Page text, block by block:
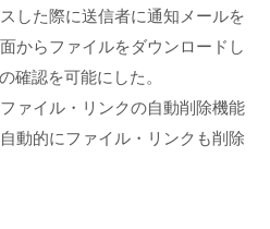
した際に送信者に通知メールを
からファイルをダウンロードし
確認を可能にした。
ァイル・リンクの自動削除機能
動的にファイル・リンクも削除